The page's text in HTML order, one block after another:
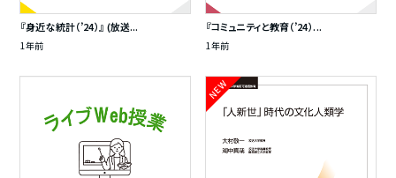
『身近な統計（’24）』 (放送...
1年前
『コミュニティと教育（’24）...
1年前
NEW